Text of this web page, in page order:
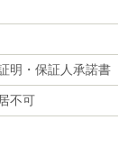
明・保証人承諾書
不可